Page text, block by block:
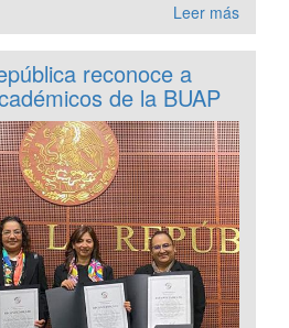
Leer más
reconoce a
de la BUAP